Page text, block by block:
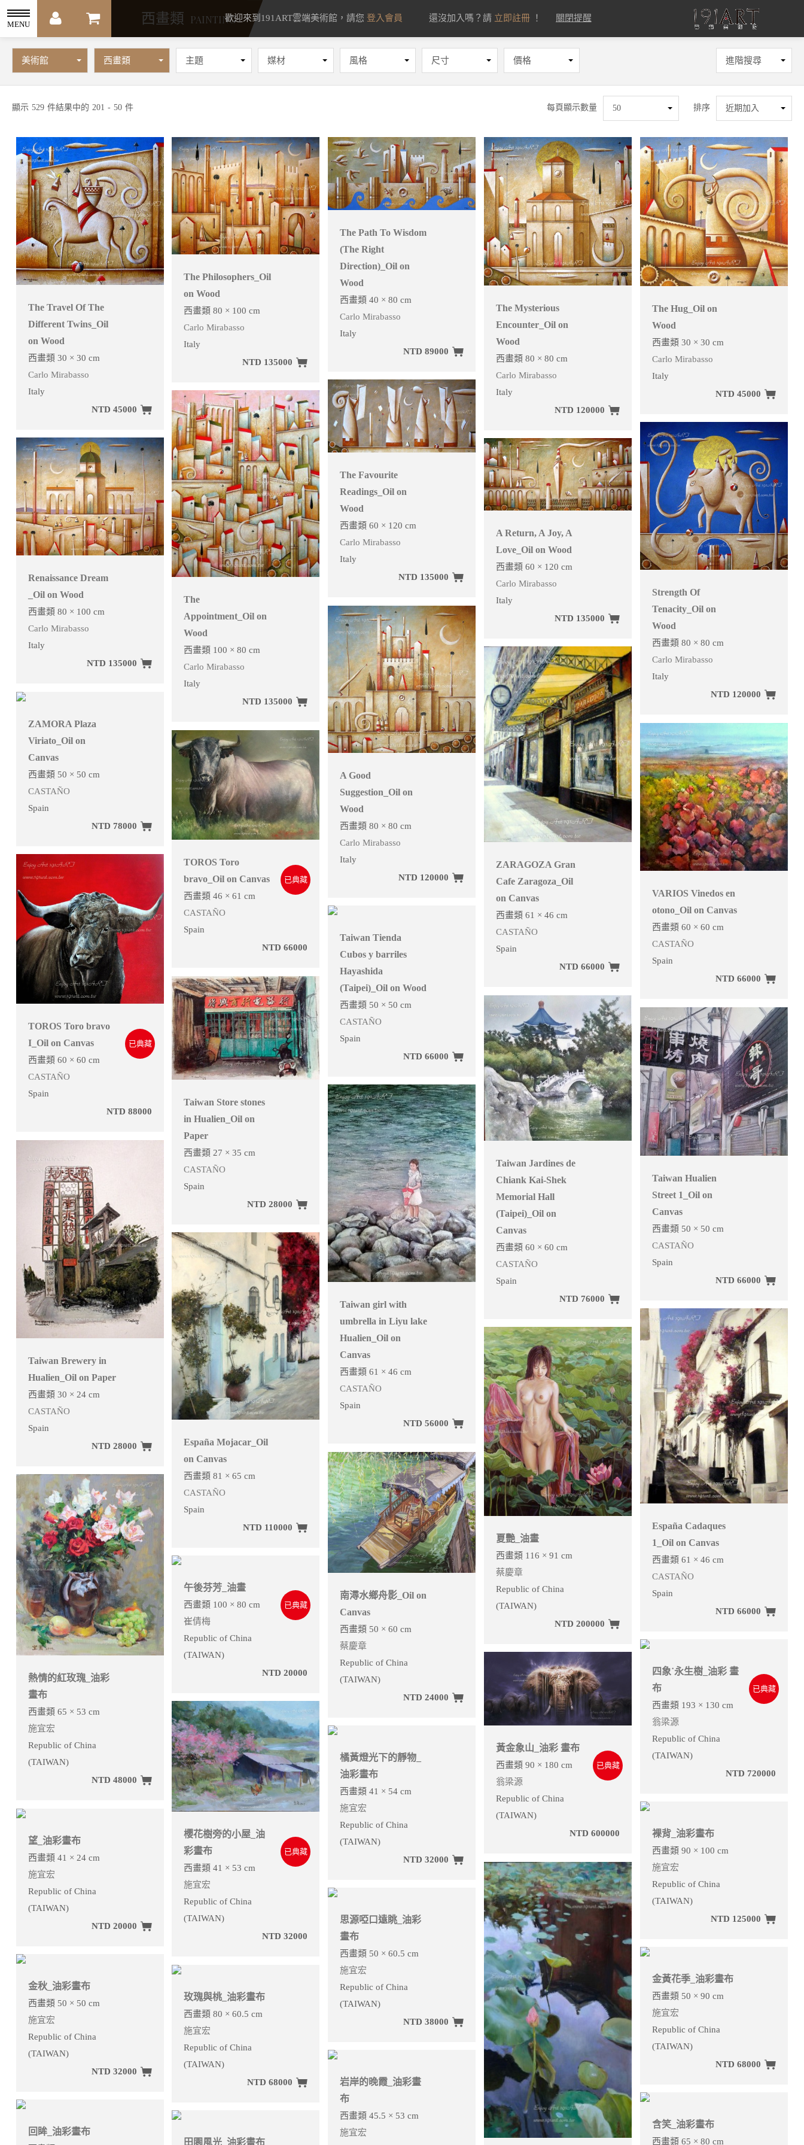
歡迎來到191ART雲端美術館，請您 登入會員 還沒加入嗎？請 立即註冊！ 關閉提醒
MENU 西畫類 PAINTING
美術館 西畫類 主題 媒材 風格 尺寸 價格 進階搜尋
顯示 529 件結果中的 201 - 50 件 每頁顯示數量 50 排序 近期加入
The Travel Of The
Different Twins_Oil
on Wood
西畫類 30 × 30 cm
Carlo Mirabasso
Italy
NTD 45000
The Philosophers_Oil
on Wood
西畫類 80 × 100 cm
Carlo Mirabasso
Italy
NTD 135000
The Path To Wisdom
(The Right
Direction)_Oil on
Wood
西畫類 40 × 80 cm
Carlo Mirabasso
Italy
NTD 89000
The Mysterious
Encounter_Oil on
Wood
西畫類 80 × 80 cm
Carlo Mirabasso
Italy
NTD 120000
The Hug_Oil on
Wood
西畫類 30 × 30 cm
Carlo Mirabasso
Italy
NTD 45000
The Favourite
Readings_Oil on
Wood
西畫類 60 × 120 cm
Carlo Mirabasso
Italy
NTD 135000
The
Appointment_Oil on
Wood
西畫類 100 × 80 cm
Carlo Mirabasso
Italy
NTD 135000
Strength Of
Tenacity_Oil on
Wood
西畫類 80 × 80 cm
Carlo Mirabasso
Italy
NTD 120000
Renaissance Dream
_Oil on Wood
西畫類 80 × 100 cm
Carlo Mirabasso
Italy
NTD 135000
A Return, A Joy, A
Love_Oil on Wood
西畫類 60 × 120 cm
Carlo Mirabasso
Italy
NTD 135000
A Good
Suggestion_Oil on
Wood
西畫類 80 × 80 cm
Carlo Mirabasso
Italy
NTD 120000
ZARAGOZA Gran
Cafe Zaragoza_Oil
on Canvas
西畫類 61 × 46 cm
CASTAÑO
Spain
NTD 66000
ZAMORA Plaza
Viriato_Oil on
Canvas
西畫類 50 × 50 cm
CASTAÑO
Spain
NTD 78000
VARIOS Vinedos en
otono_Oil on Canvas
西畫類 60 × 60 cm
CASTAÑO
Spain
NTD 66000
TOROS Toro
bravo_Oil on Canvas
西畫類 46 × 61 cm
CASTAÑO
Spain
NTD 66000
已典藏
TOROS Toro bravo
I_Oil on Canvas
西畫類 60 × 60 cm
CASTAÑO
Spain
NTD 88000
已典藏
Taiwan Tienda
Cubos y barriles
Hayashida
(Taipei)_Oil on Wood
西畫類 50 × 50 cm
CASTAÑO
Spain
NTD 66000
Taiwan Store stones
in Hualien_Oil on
Paper
西畫類 27 × 35 cm
CASTAÑO
Spain
NTD 28000
Taiwan Jardines de
Chiank Kai-Shek
Memorial Hall
(Taipei)_Oil on
Canvas
西畫類 60 × 60 cm
CASTAÑO
Spain
NTD 76000
Taiwan Hualien
Street 1_Oil on
Canvas
西畫類 50 × 50 cm
CASTAÑO
Spain
NTD 66000
Taiwan girl with
umbrella in Liyu lake
Hualien_Oil on
Canvas
西畫類 61 × 46 cm
CASTAÑO
Spain
NTD 56000
Taiwan Brewery in
Hualien_Oil on Paper
西畫類 30 × 24 cm
CASTAÑO
Spain
NTD 28000
España Mojacar_Oil
on Canvas
西畫類 81 × 65 cm
CASTAÑO
Spain
NTD 110000
España Cadaques
1_Oil on Canvas
西畫類 61 × 46 cm
CASTAÑO
Spain
NTD 66000
夏艷_油畫
西畫類 116 × 91 cm
蔡慶章
Republic of China
(TAIWAN)
NTD 200000
南潯水鄉舟影_Oil on
Canvas
西畫類 50 × 60 cm
蔡慶章
Republic of China
(TAIWAN)
NTD 24000
熱情的紅玫瑰_油彩
畫布
西畫類 65 × 53 cm
施宜宏
Republic of China
(TAIWAN)
NTD 48000
午後芬芳_油畫
西畫類 100 × 80 cm
崔倩梅
Republic of China
(TAIWAN)
NTD 20000
已典藏
四象˙永生樹_油彩 畫
布
西畫類 193 × 130 cm
翁梁源
Republic of China
(TAIWAN)
NTD 720000
已典藏
黃金象山_油彩 畫布
西畫類 90 × 180 cm
翁梁源
Republic of China
(TAIWAN)
NTD 600000
已典藏
櫻花樹旁的小屋_油
彩畫布
西畫類 41 × 53 cm
施宜宏
Republic of China
(TAIWAN)
NTD 32000
已典藏
橘黃燈光下的靜物_
油彩畫布
西畫類 41 × 54 cm
施宜宏
Republic of China
(TAIWAN)
NTD 32000
裸背_油彩畫布
西畫類 90 × 100 cm
施宜宏
Republic of China
(TAIWAN)
NTD 125000
望_油彩畫布
西畫類 41 × 24 cm
施宜宏
Republic of China
(TAIWAN)
NTD 20000
思源啞口遠眺_油彩
畫布
西畫類 50 × 60.5 cm
施宜宏
Republic of China
(TAIWAN)
NTD 38000
金黃花季_油彩畫布
西畫類 50 × 90 cm
施宜宏
Republic of China
(TAIWAN)
NTD 68000
金秋_油彩畫布
西畫類 50 × 50 cm
施宜宏
Republic of China
(TAIWAN)
NTD 32000
玫瑰與桃_油彩畫布
西畫類 80 × 60.5 cm
施宜宏
Republic of China
(TAIWAN)
NTD 68000
岩岸的晚霞_油彩畫
布
西畫類 45.5 × 53 cm
施宜宏
含笑_油彩畫布
西畫類 65 × 80 cm
回眸_油彩畫布
田園風光_油彩畫布